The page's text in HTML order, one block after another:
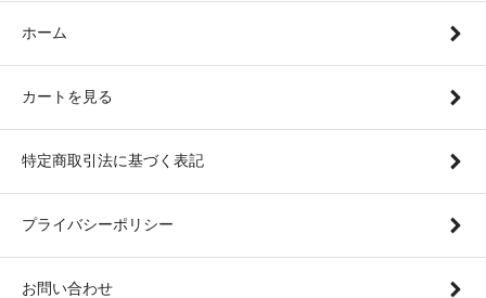
ホーム
カートを見る
特定商取引法に基づく表記
プライバシーポリシー
お問い合わせ